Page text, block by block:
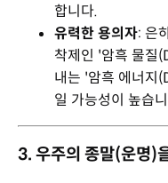
합니다.
유력한 용의자: 은
착제인 '암흑 물질
내는 '암흑 에너지
일 가능성이 높습
3. 우주의 종말(운명)